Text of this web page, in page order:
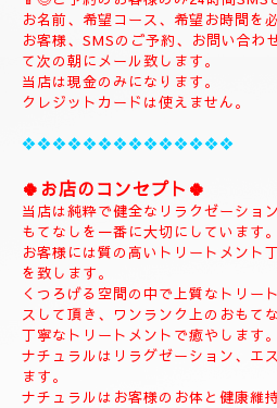
い致します。
(お問い合わせは全てのお客様SMS
SMSのご予約はお名前、入れてくだ
お電話のお客様はご予約のみ対応致し
SMSでもご予約可能でございます。
📱ご新規様のご予約はお電話にてお
(お客様当店は現金のみになります。)
📱初めての方はお電話お願い致します
(ご新規様)
◆お名前
◆希望コース
◆希望のお時間
📱😊ご予約のお客様のみ24時間
お名前、希望コース、希望お時間を
お客様、SMSのご予約、お問い合わ
て次の朝にメール致します。
当店は現金のみになります。
クレジットカードは使えません。